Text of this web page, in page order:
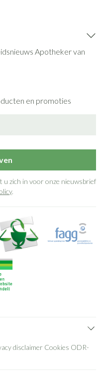
Apotheker van
en promoties
zich in voor onze nieuwsbrief
.
disclaimer Cookies ODR-